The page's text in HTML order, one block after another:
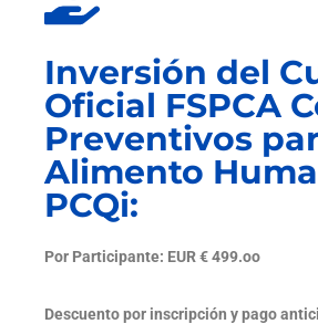
Inversión del
Oficial FSPCA
Preventivos
Alimento
PCQi:
Por Participante: EUR € 499.oo
Descuento por inscripción y pago